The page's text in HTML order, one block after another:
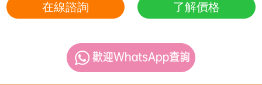
在線諮詢 了解價格